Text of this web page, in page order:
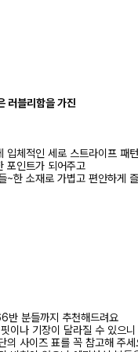
러블리함을 가진
입체적인 세로 스트라이프 패
포인트가 되어주고
~한 소재로 가볍고 편안하게
반 분들까지 추천해드려요
이나 기장이 달라질 수 있으니
의 사이즈 표를 꼭 참고해 주세